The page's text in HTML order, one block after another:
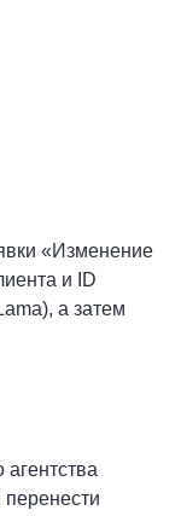
«Изменение
и ID
а затем